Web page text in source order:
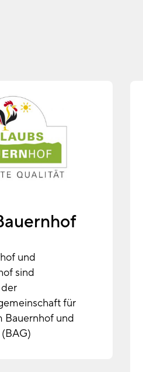
und
sind
für
Bauernhof und